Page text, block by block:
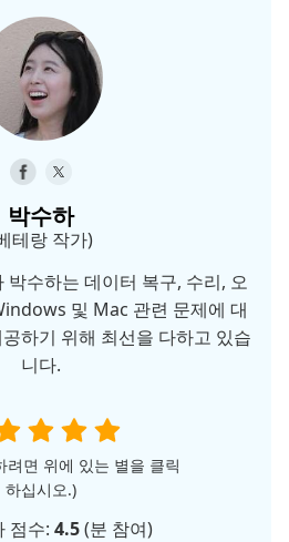
박수하
테랑 작가)
수하는 데이터 복구, 수리, 오
및 Mac 관련 문제에 대
하기 위해 최선을 다하고 있습
니다.
려면 위에 있는 별을 클릭
하십시오.)
점수: 4.5(분 참여)